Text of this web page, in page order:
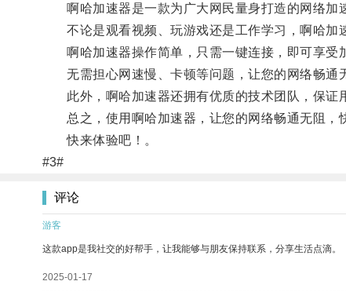
啊哈加速器是一款为广大网民量身打造的网络加
不论是观看视频、玩游戏还是工作学习，啊哈加
啊哈加速器操作简单，只需一键连接，即可享受
无需担心网速慢、卡顿等问题，让您的网络畅通
此外，啊哈加速器还拥有优质的技术团队，保证
总之，使用啊哈加速器，让您的网络畅通无阻，
快来体验吧！。
#3#
评论
游客
这款app是我社交的好帮手，让我能够与朋友保持联系，分享生活点滴。
2025-01-17